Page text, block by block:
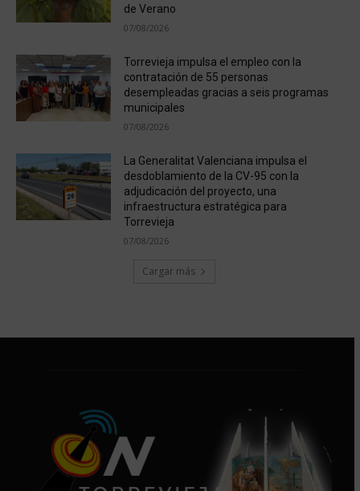
de Verano
07/08/2026
Torrevieja impulsa el empleo con la
contratación de 55 personas
desempleadas gracias a seis programas
municipales
07/08/2026
La Generalitat Valenciana impulsa el
desdoblamiento de la CV-95 con la
adjudicación del proyecto, una
infraestructura estratégica para
Torrevieja
07/08/2026
Cargar más